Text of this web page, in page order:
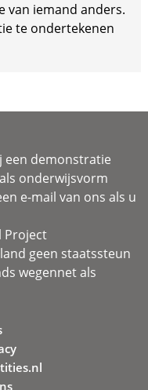
van iemand anders.
te ondertekenen
een demonstratie
onderwijsvorm
e-mail van ons als u
Project
geen staatssteun
wegennet als